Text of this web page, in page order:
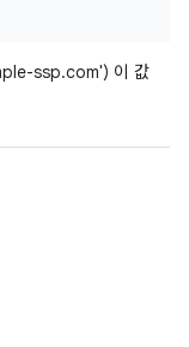
ssp.com') 이 값